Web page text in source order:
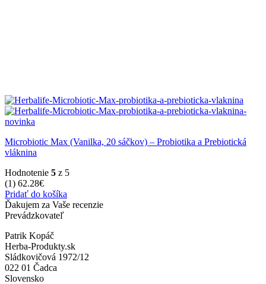
Microbiotic Max (Vanilka, 20 sáčkov) – Probiotika a Prebiotická
vláknina
Hodnotenie 5 z 5
(1) 62.28€
Pridať do košíka
Ďakujem za Vaše recenzie
Prevádzkovateľ
Patrik Kopáč
Herba-Produkty.sk
Sládkovičová 1972/12
022 01 Čadca
Slovensko